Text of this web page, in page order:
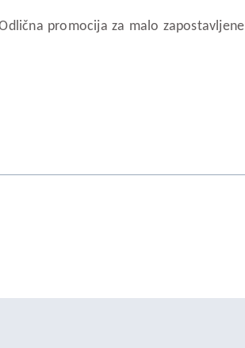
promocija za malo zapostavljene